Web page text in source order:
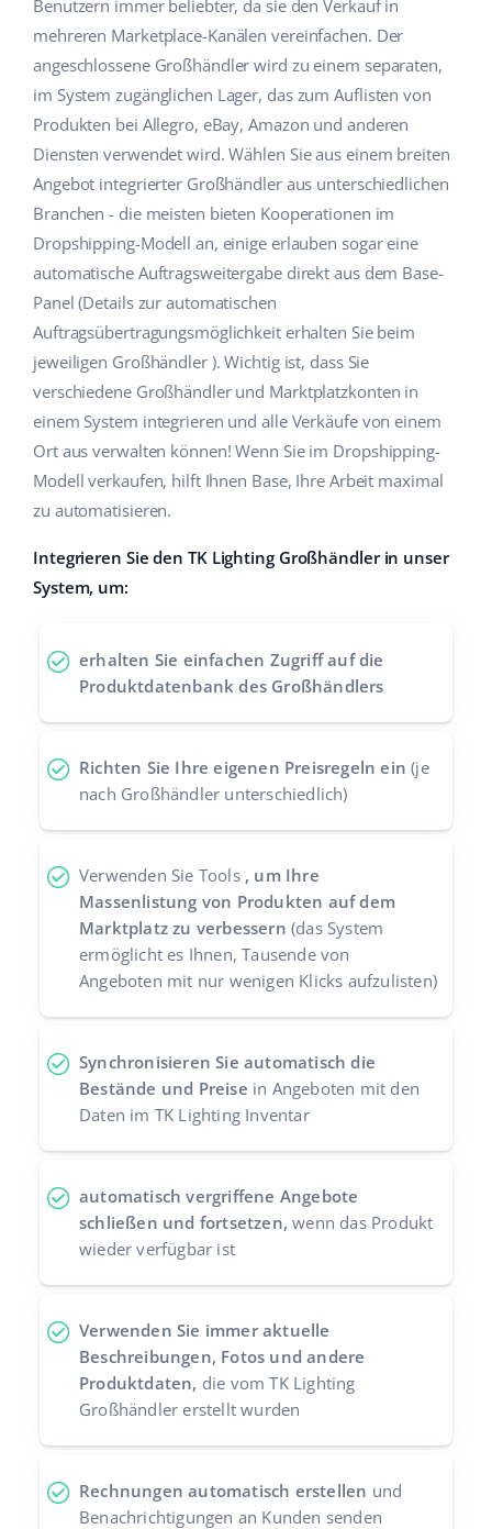
Marktplatz-Manager
Workflow-Automatisierung
Versandmanagement
Preisautomatisierung
KI für E-Commerce
Ecosystem
Base Analytics
Base Connect
Produkte für Kinder
Elektronik
Autoteile
Supermarkt
Health & Beauty
Mode
Hilfe
Akademie
Marketplace Ebook
Blog
Dienstleistungen
Systemimplementierungen
Base.com Audit
Andere
Vorteilsrechner
Zusammenarbeit und Partner
Kontakt
english (GB)
english (IN)
čeština
deutsch
Ελληνικά
español (AR)
español (MX)
Français
Italiano
中文
Benutzern immer beliebter, da sie den Verkauf in
mehreren Marketplace-Kanälen vereinfachen. Der
angeschlossene Großhändler wird zu einem separaten,
im System zugänglichen Lager, das zum Auflisten von
Produkten bei Allegro, eBay, Amazon und anderen
Diensten verwendet wird. Wählen Sie aus einem breiten
Angebot integrierter Großhändler aus unterschiedlichen
Branchen - die meisten bieten Kooperationen im
Dropshipping-Modell an, einige erlauben sogar eine
automatische Auftragsweitergabe direkt aus dem Base-
Panel (Details zur automatischen
Auftragsübertragungsmöglichkeit erhalten Sie beim
jeweiligen Großhändler ). Wichtig ist, dass Sie
verschiedene Großhändler und Marktplatzkonten in
einem System integrieren und alle Verkäufe von einem
Ort aus verwalten können! Wenn Sie im Dropshipping-
Modell verkaufen, hilft Ihnen Base, Ihre Arbeit maximal
zu automatisieren.
Integrieren Sie den TK Lighting Großhändler in unser
System, um:
erhalten Sie einfachen Zugriff auf die
Produktdatenbank des Großhändlers
Richten Sie Ihre eigenen Preisregeln ein (je
nach Großhändler unterschiedlich)
Verwenden Sie Tools , um Ihre
Massenlistung von Produkten auf dem
Marktplatz zu verbessern (das System
ermöglicht es Ihnen, Tausende von
Angeboten mit nur wenigen Klicks aufzulisten)
Synchronisieren Sie automatisch die
Bestände und Preise in Angeboten mit den
Daten im TK Lighting Inventar
automatisch vergriffene Angebote
schließen und fortsetzen, wenn das Produkt
wieder verfügbar ist
Verwenden Sie immer aktuelle
Beschreibungen, Fotos und andere
Produktdaten, die vom TK Lighting
Großhändler erstellt wurden
Rechnungen automatisch erstellen und
Benachrichtigungen an Kunden senden